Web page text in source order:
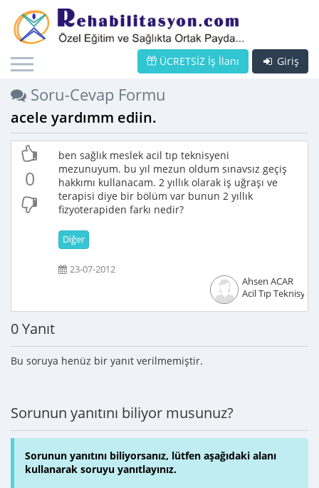
Giriş
ÜCRETSİZ İş İlanı
Soru-Cevap Formu
acele yardımm ediin.
0
ben sağlık meslek acil tıp teknisyeni
mezunuyum. bu yıl mezun oldum sınavsız geçiş
hakkımı kullanacam. 2 yıllık olarak iş uğraşı ve
terapisi diye bir bölüm var bunun 2 yıllık
fizyoterapiden farkı nedir?
Diğer
23-07-2012
Ahsen ACAR
Acil Tıp Teknisyeni
0 Yanıt
Bu soruya henüz bir yanıt verilmemiştir.
Sorunun yanıtını biliyor musunuz?
Sorunun yanıtını biliyorsanız, lütfen aşağıdaki alanı
kullanarak soruyu yanıtlayınız.